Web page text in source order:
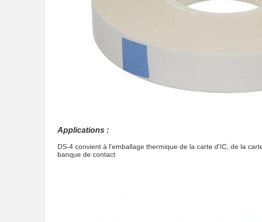
Applications :
DS-4 convient à l'emballage thermique de la carte d'IC, de la
banque de contact